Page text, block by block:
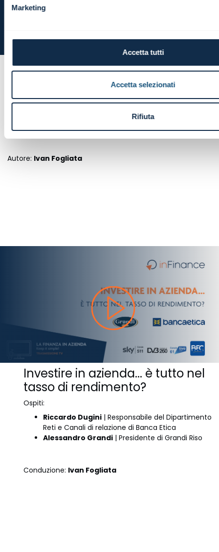
Marketing
Accetta tutti
Accetta selezionati
Rifiuta
Perché le sezioni del bilancio si
chiamano Dare e Avere?
bilancistica"!
Come mai le sezioni della contabilità si chiamano Dare
e Avere?
Autore: Ivan Fogliata
Investire in azienda... è tutto nel
tasso di rendimento?
Ospiti:
Riccardo Dugini | Responsabile del Dipartimento
Reti e Canali di relazione di Banca Etica
Alessandro Grandi | Presidente di Grandi Riso
Conduzione: Ivan Fogliata